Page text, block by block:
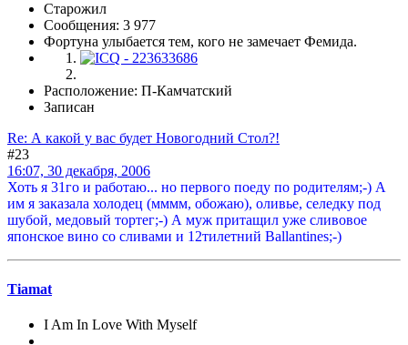
Старожил
Сообщения: 3 977
Фортуна улыбается тем, кого не замечает Фемида.
Расположение: П-Камчатский
Записан
Re: А какой у вас будет Новогодний Стол?!
#23
16:07, 30 декабря, 2006
Хоть я 31го и работаю... но первого поеду по родителям;-) А
им я заказала холодец (мммм, обожаю), оливье, селедку под
шубой, медовый тортег;-) А муж притащил уже сливовое
японское вино со сливами и 12тилетний Ballаntines;-)
Tiamat
I Am In Love With Myself